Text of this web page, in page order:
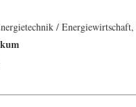
/ Energiewirtschaft,